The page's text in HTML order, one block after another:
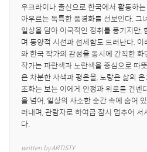
우크라이나 출신으로 한국에서 활동하
아우르는 독특한 풍경화를 선보인다. 그
일상을 담아 이국적인 정취를 풍기지만,
며 동양적 시선과 섬세함도 드러난다.
와 한국 작가의 감성을 동시에 간직한
작가는 파란색과 노란색을 중심으로 따
은 차분한 사색과 평온을, 노랑은 삶의
조화는 보는 이에게 안정과 위로를 건넨
을 넘어, 일상의 사소한 순간 속에 숨어
러내며, 관람자로 하여금 잠시 멈추어
다.
written by ARTISTY